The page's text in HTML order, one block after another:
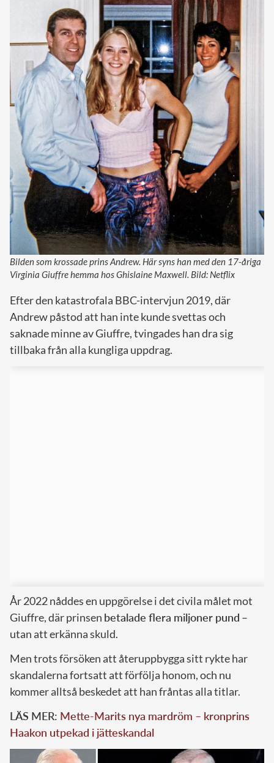
Bilden som krossade prins Andrew. Här syns han med den 17-åriga
Virginia Giuffre hemma hos Ghislaine Maxwell. Bild: Netflix
Efter den katastrofala BBC-intervjun 2019, där
Andrew påstod att han inte kunde svettas och
saknade minne av Giuffre, tvingades han dra sig
tillbaka från alla kungliga uppdrag.
År 2022 nåddes en uppgörelse i det civila målet mot
Giuffre, där prinsen betalade flera miljoner pund –
utan att erkänna skuld.
Men trots försöken att återuppbygga sitt rykte har
skandalerna fortsatt att förfölja honom, och nu
kommer alltså beskedet att han fråntas alla titlar.
LÄS MER: Mette-Marits nya mardröm – kronprins
Haakon utpekad i jätteskandal